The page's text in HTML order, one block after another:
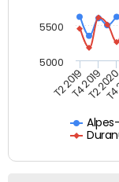
T2 2019T4 2019
T2
5000
5500